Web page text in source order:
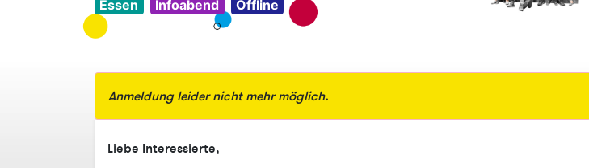
Essen Infoabend Offline
Anmeldung leider nicht mehr möglich.
Liebe Interessierte,